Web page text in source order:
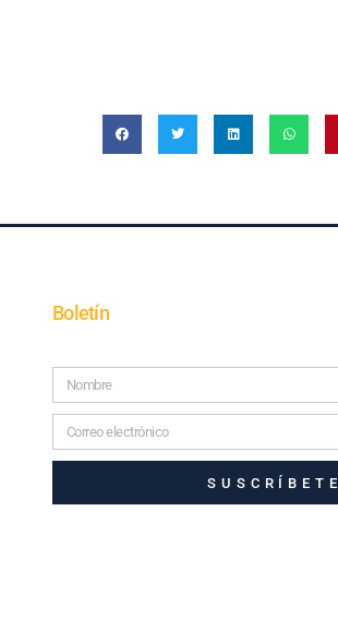
Boletín
SUSCRÍBETE